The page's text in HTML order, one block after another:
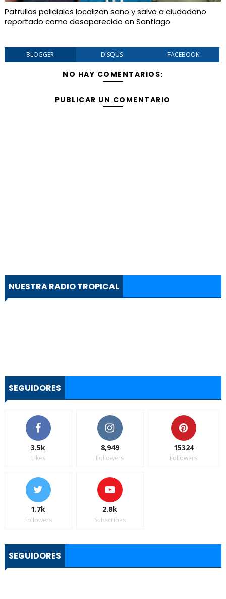
Patrullas policiales localizan sano y salvo a ciudadano
reportado como desaparecido en Santiago
BLOGGER DISQUS FACEBOOK
NO HAY COMENTARIOS:
PUBLICAR UN COMENTARIO
NUESTRA RADIO TROPICAL
SEGUIDORES
3.5k
Likes
8,949
Followers
15324
Followers
1.7k
Followers
2.8k
Subscribes
SEGUIDORES